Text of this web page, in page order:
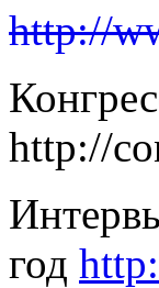
http://
http://
год